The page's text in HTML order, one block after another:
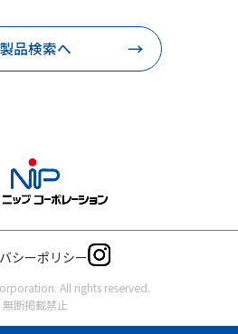
製品検索へ
シーポリシー
All rights reserved.
無断掲載禁止